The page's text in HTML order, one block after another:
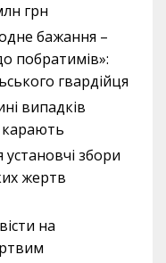
грн
бажання –
побратимів»:
гвардійця
випадків
карають
установчі збори
жертв
на